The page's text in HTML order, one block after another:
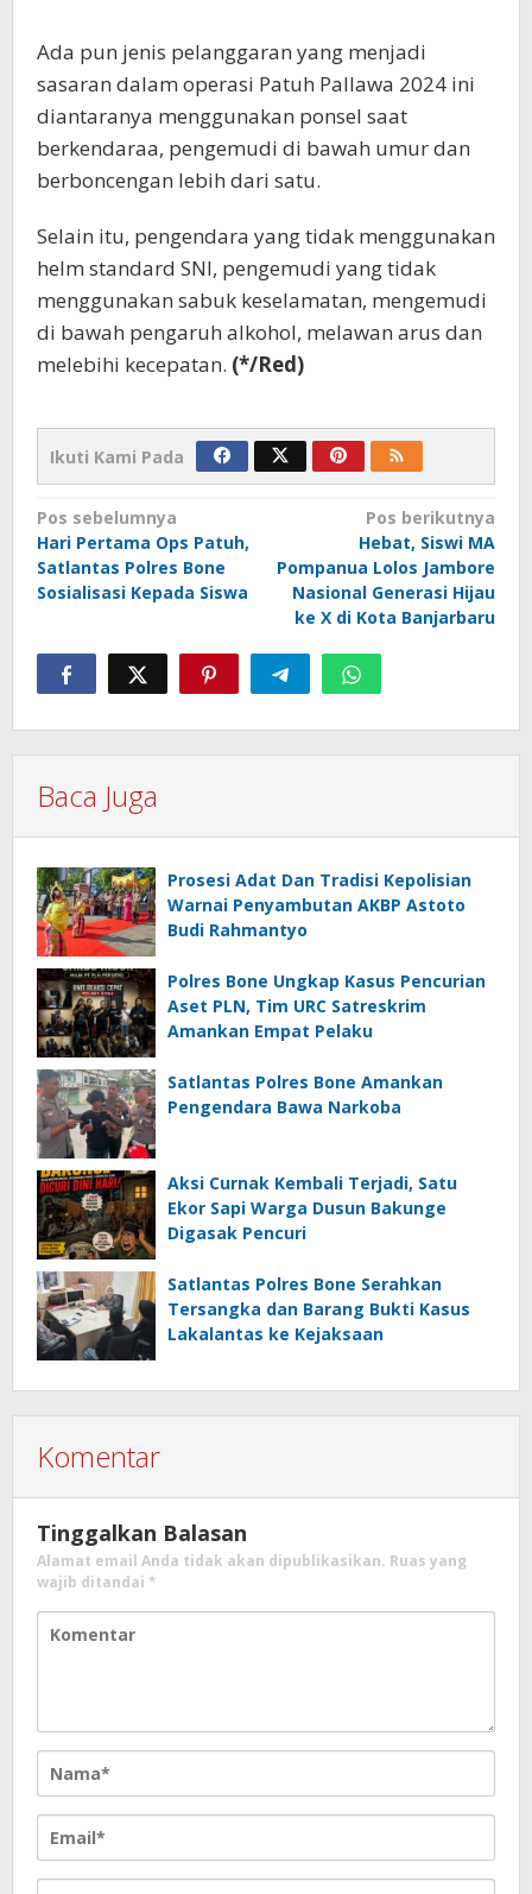
Ada pun jenis pelanggaran yang menjadi
sasaran dalam operasi Patuh Pallawa 2024 ini
diantaranya menggunakan ponsel saat
berkendaraa, pengemudi di bawah umur dan
berboncengan lebih dari satu.
Selain itu, pengendara yang tidak menggunakan
helm standard SNI, pengemudi yang tidak
menggunakan sabuk keselamatan, mengemudi
di bawah pengaruh alkohol, melawan arus dan
melebihi kecepatan. (*/Red)
Ikuti Kami Pada
Navigasi
pos
Pos sebelumnya
Hari Pertama Ops Patuh,
Satlantas Polres Bone
Sosialisasi Kepada Siswa
Pos berikutnya
Hebat, Siswi MA
Pompanua Lolos Jambore
Nasional Generasi Hijau
ke X di Kota Banjarbaru
Baca Juga
Prosesi Adat Dan Tradisi Kepolisian
Warnai Penyambutan AKBP Astoto
Budi Rahmantyo
Polres Bone Ungkap Kasus Pencurian
Aset PLN, Tim URC Satreskrim
Amankan Empat Pelaku
Satlantas Polres Bone Amankan
Pengendara Bawa Narkoba
Aksi Curnak Kembali Terjadi, Satu
Ekor Sapi Warga Dusun Bakunge
Digasak Pencuri
Satlantas Polres Bone Serahkan
Tersangka dan Barang Bukti Kasus
Lakalantas ke Kejaksaan
Komentar
Tinggalkan Balasan
Alamat email Anda tidak akan dipublikasikan. Ruas yang
wajib ditandai *